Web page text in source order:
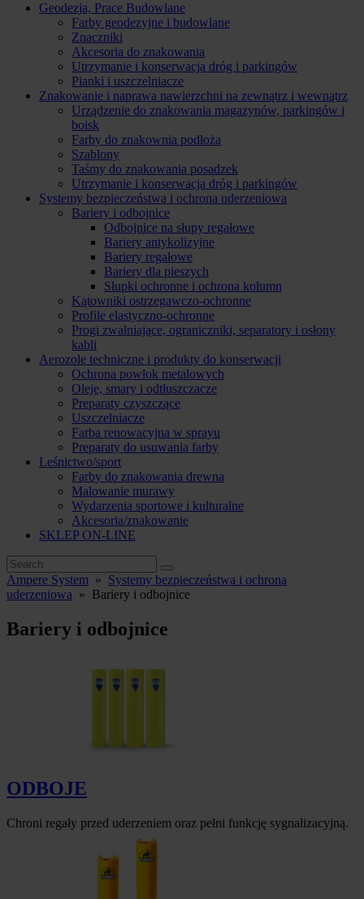
Geodezja, Prace Budowlane
Farby geodezyjne i budowlane
Znaczniki
Akcesoria do znakowania
Utrzymanie i konserwacja dróg i parkingów
Pianki i uszczelniacze
Znakowanie i naprawa nawierzchni na zewnątrz i wewnątrz
Urządzenie do znakowania magazynów, parkingów i
boisk
Farby do znakownia podłoża
Szablony
Taśmy do znakowania posadzek
Utrzymanie i konserwacja dróg i parkingów
Systemy bezpieczeństwa i ochrona uderzeniowa
Bariery i odbojnice
Odbojnice na słupy regałowe
Bariery antykolizyjne
Bariery regałowe
Bariery dla pieszych
Słupki ochronne i ochrona kolumn
Kątowniki ostrzegawczo-ochronne
Profile elastyczno-ochronne
Progi zwalniające, ograniczniki, separatory i osłony
kabli
Aerozole techniczne i produkty do konserwacji
Ochrona powłok metalowych
Oleje, smary i odtłuszczacze
Preparaty czyszczące
Uszczelniacze
Farba renowacyjna w sprayu
Preparaty do usuwania farby
Leśnictwo/sport
Farby do znakowania drewna
Malowanie murawy
Wydarzenia sportowe i kulturalne
Akcesoria/znakowanie
SKLEP ON-LINE
Ampere System » Systemy bezpieczeństwa i ochrona
uderzeniowa » Bariery i odbojnice
Bariery i odbojnice
ODBOJE
Chroni regały przed uderzeniem oraz pełni funkcję sygnalizacyjną.